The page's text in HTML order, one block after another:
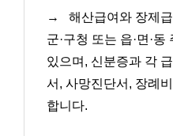
→
해산급여와 장제
군·구청 또는 읍·면·
있으며, 신분증과 각
서, 사망진단서, 장례
합니다.